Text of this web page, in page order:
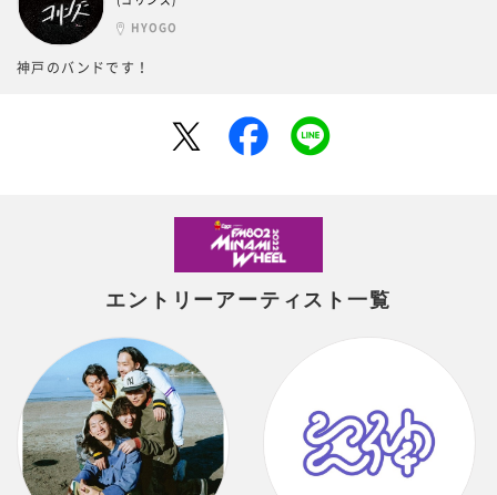
HYOGO
神戸のバンドです！
エントリーアーティスト一覧